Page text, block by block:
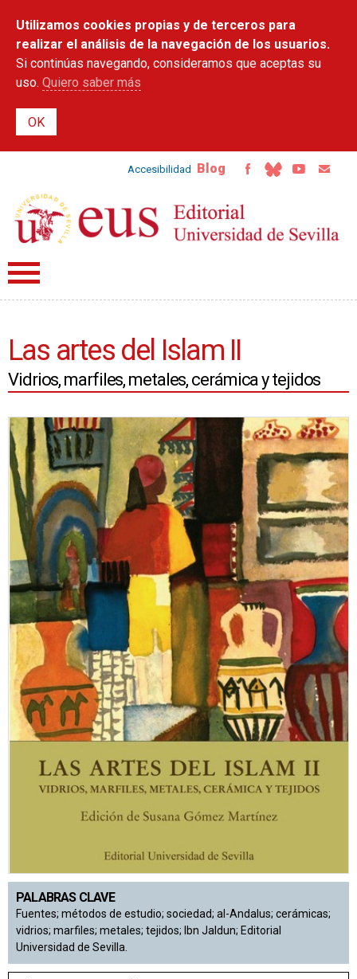
contenido
principal
Utilizamos cookies propias y de terceros para
realizar el análisis de la navegación de los usuarios.
Si continúas navegando, consideramos que aceptas su
uso. Quiero saber más
Accesibilidad Blog
Las artes del Islam II
Vidrios, marfiles, metales, cerámica y tejidos
PALABRAS CLAVE
Fuentes; métodos de estudio; sociedad; al-Andalus; cerámicas;
vidrios; marfiles; metales; tejidos; Ibn Jaldun; Editorial
Universidad de Sevilla.